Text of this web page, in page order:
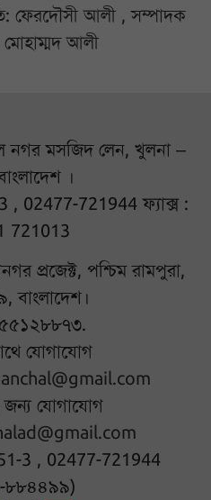
ফেরদৌসী আলী , সম্পাদক
আলী
মসজিদ লেন, খুলনা –
।
02477-721944 ফ্যাক্স :
721013
প্রজেক্ট, পশ্চিম রামপুরা,
বাংলাদেশ।
যোগাযোগ
জন্য যোগাযোগ
3 , 02477-721944
৮৮৪৪৯৯)